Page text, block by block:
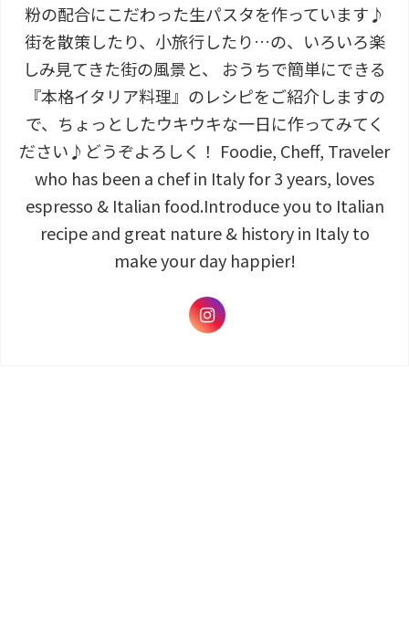
粉の配合にこだわった生パスタを作っています♪
街を散策したり、小旅行したり…の、いろいろ楽
しみ見てきた街の風景と、 おうちで簡単にできる
『本格イタリア料理』のレシピをご紹介しますの
で、ちょっとしたウキウキな一日に作ってみてく
ださい♪どうぞよろしく！ Foodie, Cheff, Traveler
who has been a chef in Italy for 3 years, loves
espresso & Italian food.Introduce you to Italian
recipe and great nature & history in Italy to
make your day happier!